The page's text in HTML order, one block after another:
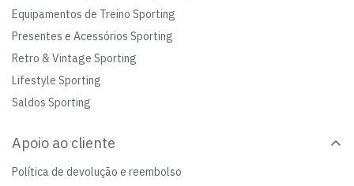
Equipamentos de Treino Sporting
Presentes e Acessórios Sporting
Retro & Vintage Sporting
Lifestyle Sporting
Saldos Sporting
Apoio ao cliente
Política de devolução e reembolso